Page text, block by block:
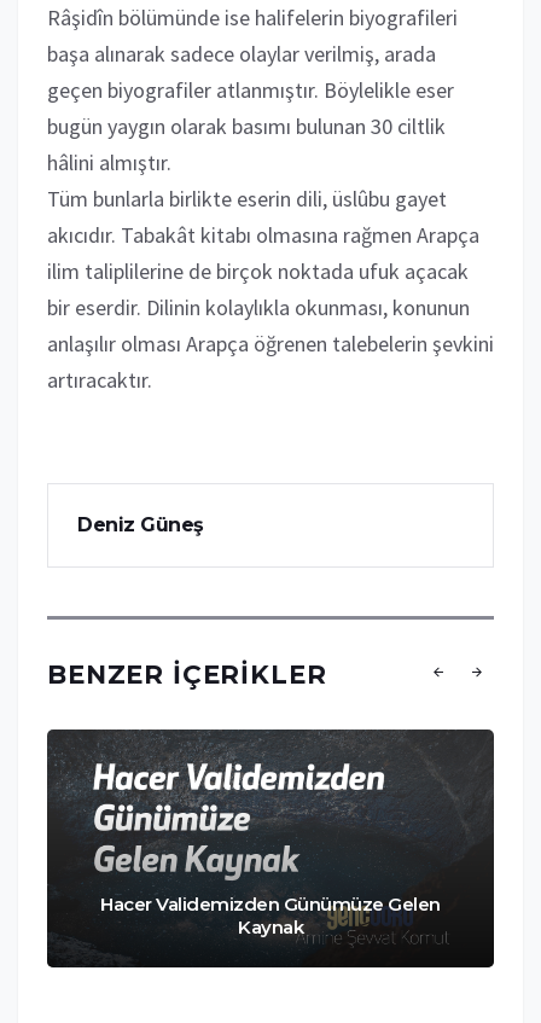
Râşidîn bölümünde ise halifelerin biyografileri
başa alınarak sadece olaylar verilmiş, arada
geçen biyografiler atlanmıştır. Böylelikle eser
bugün yaygın olarak basımı bulunan 30 ciltlik
hâlini almıştır.
Tüm bunlarla birlikte eserin dili, üslûbu gayet
akıcıdır. Tabakât kitabı olmasına rağmen Arapça
ilim taliplilerine de birçok noktada ufuk açacak
bir eserdir. Dilinin kolaylıkla okunması, konunun
anlaşılır olması Arapça öğrenen talebelerin şevkini
artıracaktır.
Deniz Güneş
BENZER İÇERIKLER
Hacer Validemizden Günümüze Gelen
Kaynak